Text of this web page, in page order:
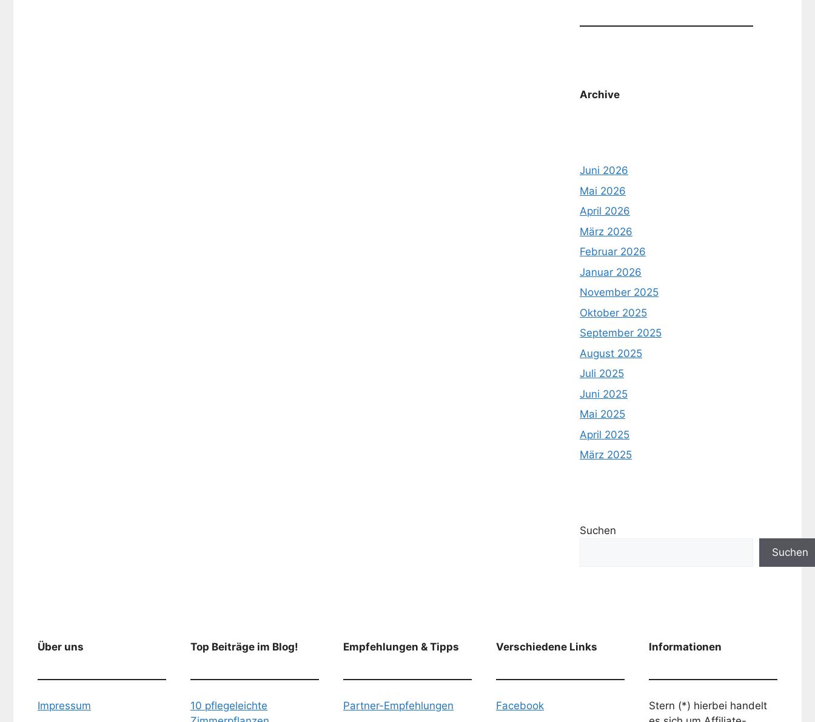
Archive
Juni 2026
Mai 2026
April 2026
März 2026
Februar 2026
Januar 2026
November 2025
Oktober 2025
September 2025
August 2025
Juli 2025
Juni 2025
Mai 2025
April 2025
März 2025
Suchen
Suchen
Über uns
Impressum
Top Beiträge im Blog!
10 pflegeleichte
Empfehlungen & Tipps
Partner-Empfehlungen
Verschiedene Links
Facebook
Informationen
Stern (*) hierbei handelt